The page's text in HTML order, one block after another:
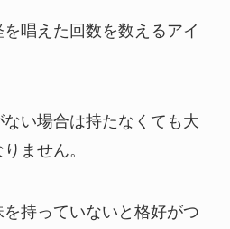
唱えた回数を数えるアイ
い場合は持たなくても大
ません。
持っていないと格好がつ